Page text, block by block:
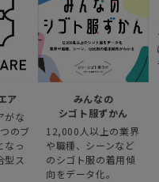
ア
がな
のブ
なっ
型ス
みんなの
シゴト服ずかん
12,000人以上の業界
や職種、シーンなど
のシゴト服の着用傾
向をデータ化。